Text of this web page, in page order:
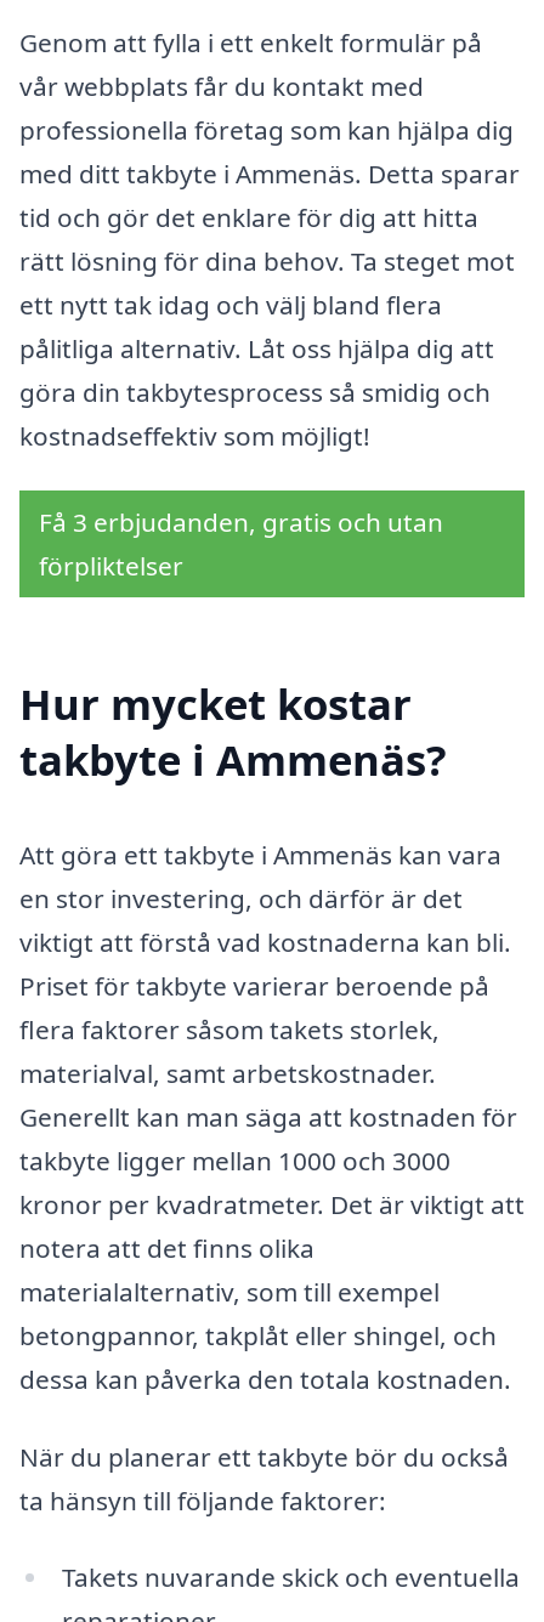
Genom att fylla i ett enkelt formulär på
vår webbplats får du kontakt med
professionella företag som kan hjälpa dig
med ditt takbyte i Ammenäs. Detta sparar
tid och gör det enklare för dig att hitta
rätt lösning för dina behov. Ta steget mot
ett nytt tak idag och välj bland flera
pålitliga alternativ. Låt oss hjälpa dig att
göra din takbytesprocess så smidig och
kostnadseffektiv som möjligt!
Få 3 erbjudanden, gratis och utan
förpliktelser
Hur mycket kostar
takbyte i Ammenäs?
Att göra ett takbyte i Ammenäs kan vara
en stor investering, och därför är det
viktigt att förstå vad kostnaderna kan bli.
Priset för takbyte varierar beroende på
flera faktorer såsom takets storlek,
materialval, samt arbetskostnader.
Generellt kan man säga att kostnaden för
takbyte ligger mellan 1000 och 3000
kronor per kvadratmeter. Det är viktigt att
notera att det finns olika
materialalternativ, som till exempel
betongpannor, takplåt eller shingel, och
dessa kan påverka den totala kostnaden.
När du planerar ett takbyte bör du också
ta hänsyn till följande faktorer:
Takets nuvarande skick och eventuella